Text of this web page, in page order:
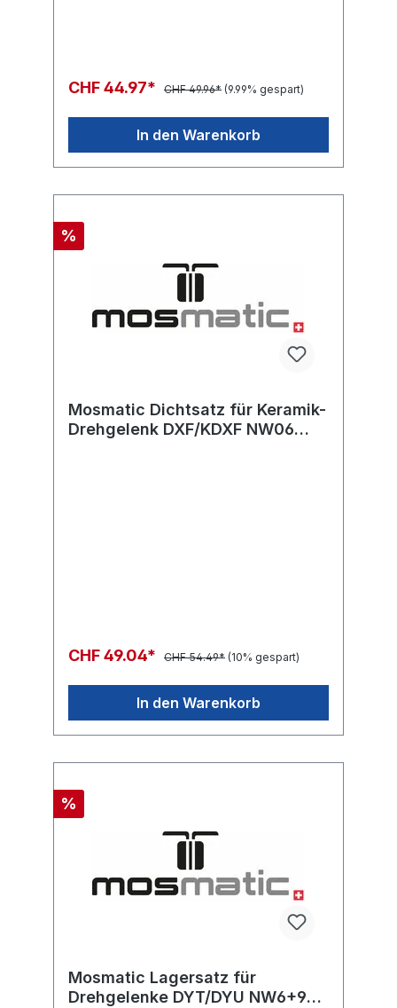
CHF 44.97* CHF 49.96* (9.99% gespart)
In den Warenkorb
%
Mosmatic Dichtsatz für Keramik-
Drehgelenk DXF/KDXF NW06
CHF 49.04* CHF 54.49* (10% gespart)
In den Warenkorb
%
Mosmatic Lagersatz für
Drehgelenke DYT/DYU NW6+9